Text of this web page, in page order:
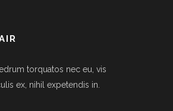
torquatos nec eu, vis
ex, nihil expetendis in.